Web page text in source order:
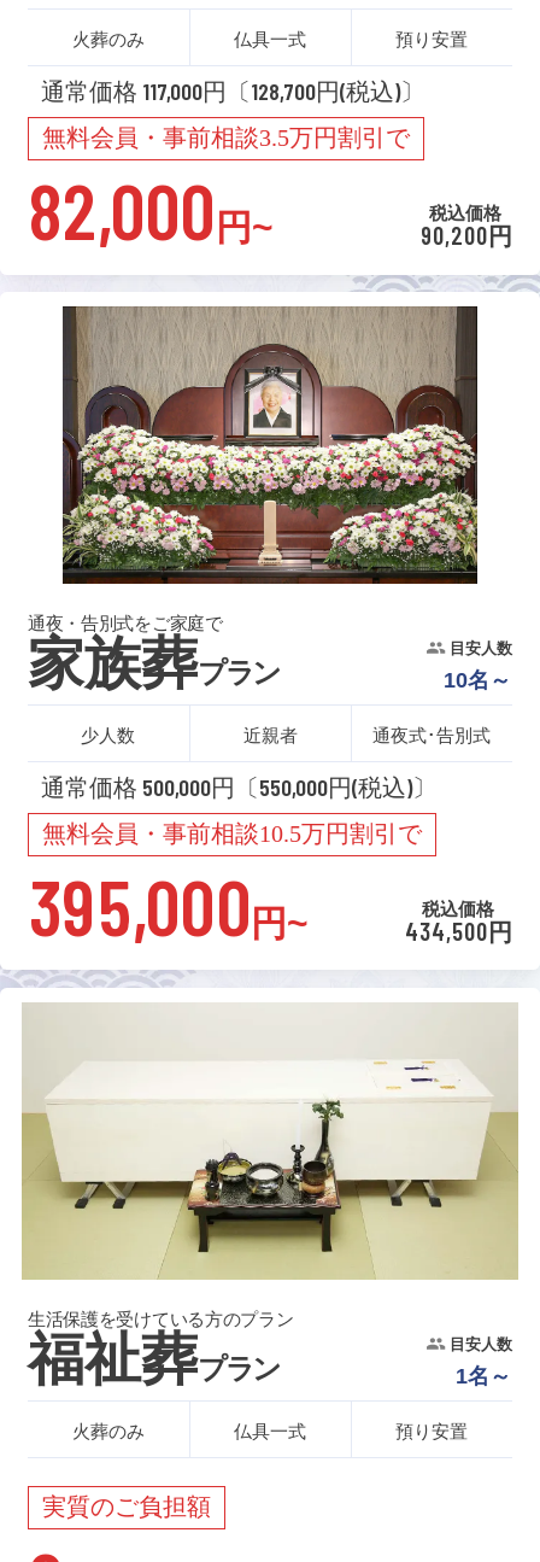
火葬のみ 仏具一式 預り安置
通常価格 117,000円〔128,700円(税込)〕
無料会員・事前相談3.5万円割引で
82,000 円~ 税込価格
90,200円
通夜・告別式をご家庭で
家族葬プラン
目安人数
10名～
少人数 近親者 通夜式･告別式
通常価格 500,000円〔550,000円(税込)〕
無料会員・事前相談10.5万円割引で
395,000 円~ 税込価格
434,500円
生活保護を受けている方のプラン
福祉葬プラン
目安人数
1名～
火葬のみ 仏具一式 預り安置
実質のご負担額